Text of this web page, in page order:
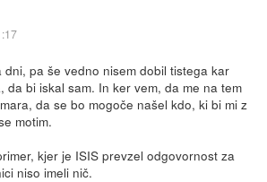
dni, pa še vedno nisem dobil tistega kar
da bi iskal sam. In ker vem, da me na tem
da se bo mogoče našel kdo, ki bi mi z
motim.
kjer je ISIS prevzel odgovornost za
niso imeli nič.